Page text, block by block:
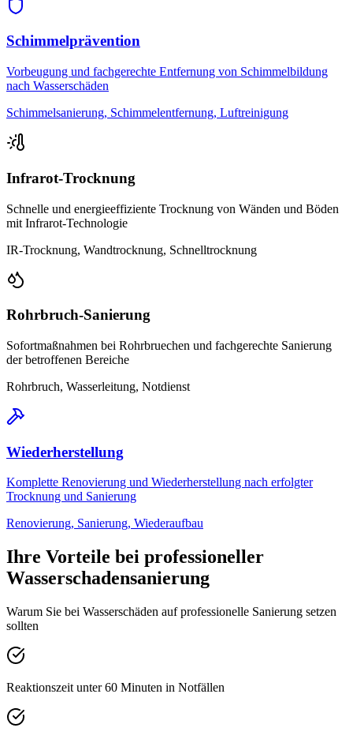
Schimmelprävention
Vorbeugung und fachgerechte Entfernung von Schimmelbildung
nach Wasserschäden
Schimmelsanierung, Schimmelentfernung, Luftreinigung
Infrarot-Trocknung
Schnelle und energieeffiziente Trocknung von Wänden und Böden
mit Infrarot-Technologie
IR-Trocknung, Wandtrocknung, Schnelltrocknung
Rohrbruch-Sanierung
Sofortmaßnahmen bei Rohrbruechen und fachgerechte Sanierung
der betroffenen Bereiche
Rohrbruch, Wasserleitung, Notdienst
Wiederherstellung
Komplette Renovierung und Wiederherstellung nach erfolgter
Trocknung und Sanierung
Renovierung, Sanierung, Wiederaufbau
Ihre Vorteile bei professioneller
Wasserschadensanierung
Warum Sie bei Wasserschäden auf professionelle Sanierung setzen
sollten
Reaktionszeit unter 60 Minuten in Notfällen